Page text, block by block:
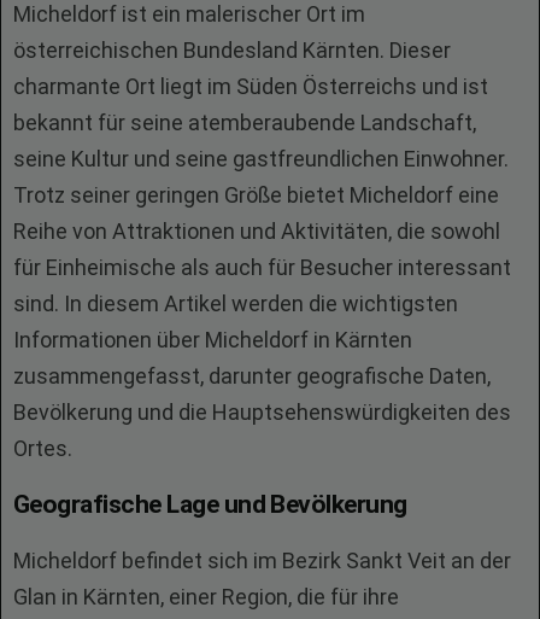
Micheldorf ist ein malerischer Ort im
österreichischen Bundesland Kärnten. Dieser
charmante Ort liegt im Süden Österreichs und ist
bekannt für seine atemberaubende Landschaft,
seine Kultur und seine gastfreundlichen Einwohner.
Trotz seiner geringen Größe bietet Micheldorf eine
Reihe von Attraktionen und Aktivitäten, die sowohl
für Einheimische als auch für Besucher interessant
sind. In diesem Artikel werden die wichtigsten
Informationen über Micheldorf in Kärnten
zusammengefasst, darunter geografische Daten,
Bevölkerung und die Hauptsehenswürdigkeiten des
Ortes.
Geografische Lage und Bevölkerung
Micheldorf befindet sich im Bezirk Sankt Veit an der
Glan in Kärnten, einer Region, die für ihre